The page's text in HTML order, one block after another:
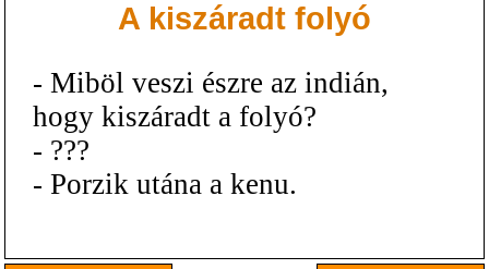
A kiszáradt folyó
- Miböl veszi észre az indián,
hogy kiszáradt a folyó?
- ???
- Porzik utána a kenu.